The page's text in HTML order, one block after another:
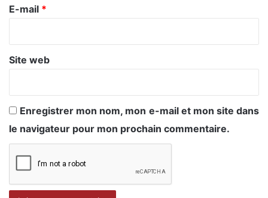
e
E-mail *
Site web
Enregistrer mon nom, mon e-mail et mon site dans
le navigateur pour mon prochain commentaire.